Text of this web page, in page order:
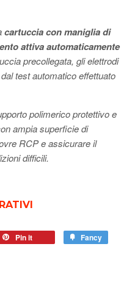
cartuccia con maniglia di
attiva automaticamente
precollegata, gli elettrodi
test automatico effettuato
polimerico protettivo e
ampia superficie di
RCP e assicurare il
difficili.
Pin it Fancy